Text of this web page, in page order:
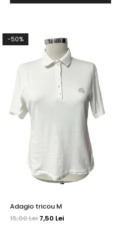
-50%
Adagio tricou M
15,00 Lei7,50 Lei